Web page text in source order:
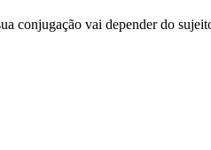
conjugação vai depender do